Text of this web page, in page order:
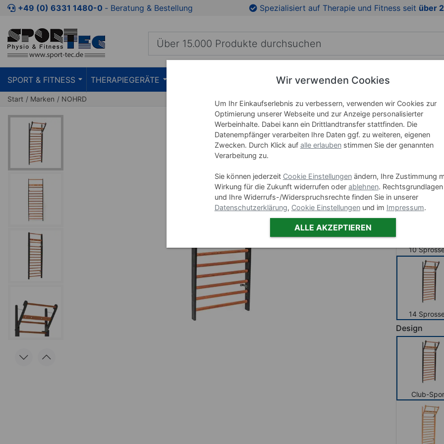
Zum Kaufbereich springen Zur Produktbeschreibung springen Zu den Produktbildern springen
+49 (0) 6331 1480-0 ‐ Beratung & Bestellung Spezialisiert auf Therapie und Fitness seit über
SPORT & FITNESS THERAPIEGERÄTE LEHRMITTEL WELLNESS
Start Marken NOHRD
NOHRD
14
10
14
Design
Club-
Wir verwenden Cookies
Um Ihr Einkaufserlebnis zu verbessern, verwenden wir Cookies zur
Optimierung unserer Webseite und zur Anzeige personalisierter
Werbeinhalte. Dabei kann ein Drittlandtransfer stattfinden. Die
Datenempfänger verarbeiten Ihre Daten ggf. zu weiteren, eigenen
Zwecken. Durch Klick auf alle erlaubenstimmen Sie der genannten
Verarbeitung zu.
Sie können jederzeit Cookie Einstellungenändern, Ihre Zustimmung
Wirkung für die Zukunft widerrufen oder ablehnen. Rechtsgrundlagen
und Ihre Widerrufs-/Widerspruchsrechte finden Sie in unserer
Datenschutzerklärung, Cookie Einstellungenund im Impressum.
ALLE AKZEPTIEREN